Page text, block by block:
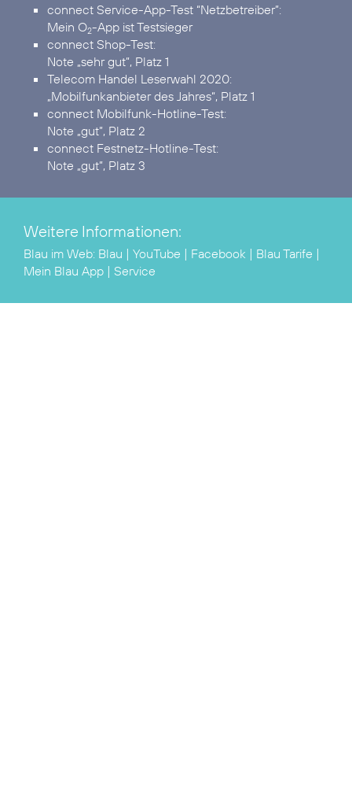
connect Service-App-Test “Netzbetreiber”:
Mein O2-App ist Testsieger
connect Shop-Test:
Note „sehr gut”, Platz 1
Telecom Handel Leserwahl 2020:
„Mobilfunkanbieter des Jahres“, Platz 1
connect Mobilfunk-Hotline-Test:
Note „gut”, Platz 2
connect Festnetz-Hotline-Test:
Note „gut”, Platz 3
Weitere Informationen:
Blau im Web: Blau | YouTube | Facebook | Blau Tarife |
Mein Blau App | Service